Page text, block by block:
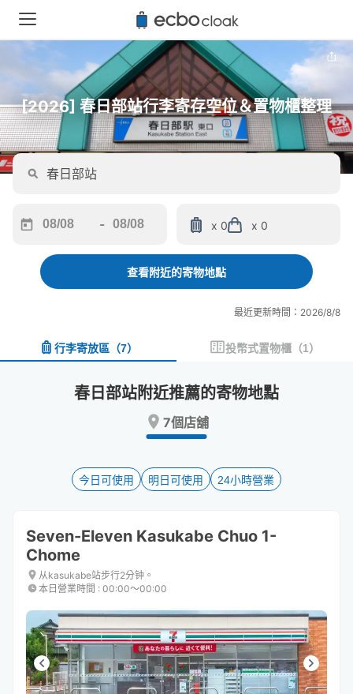
[2026] 春日部站行李寄存空位＆置物櫃整理
forward
interact
and
keyboard
shortcuts
for
changing
-
backward
interact
and
a
date.
key
to
keyboard
for
changing
x 0 x 0
查看附近的寄物地點
最近更新時間：2026/8/8
行李寄放區 （7） 投幣式置物櫃 （1）
春日部站附近推薦的寄物地點
7個店舖
今日可使用 明日可使用 24小時營業
Seven-Eleven Kasukabe Chuo 1-
Chome
从kasukabe站步行2分钟。
本日營業時間 : 00:00〜00:00